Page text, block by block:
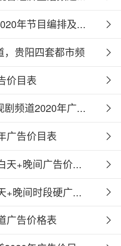
年节目编排及...
，贵阳四套都市频
价目表
频道2020年广...
广告价目表
天+晚间广告价...
+晚间时段硬广...
广告价格表